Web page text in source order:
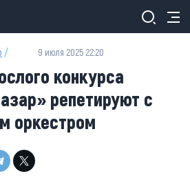
/ 9 июля 2025 22:20
конкурса
репетируют с
оркестром